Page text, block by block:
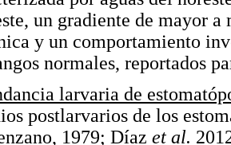
un gradiente de mayor
y un comportamiento
normales, reportados
larvaria de
postlarvarios de los
1979; Díaz et al.